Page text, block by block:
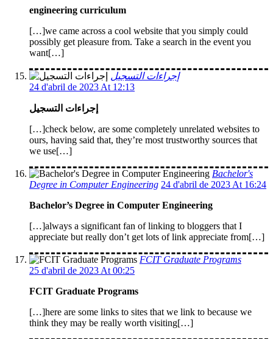
engineering curriculum
[…]we came across a cool website that you simply could
possibly get pleasure from. Take a search in the event you
want[…]
إجراءات التسجيل
24 d'abril de 2023 At 12:13
إجراءات التسجيل
[…]check below, are some completely unrelated websites to
ours, having said that, they’re most trustworthy sources that
we use[…]
Bachelor's
Degree in Computer Engineering 24 d'abril de 2023 At 16:24
Bachelor’s Degree in Computer Engineering
[…]always a significant fan of linking to bloggers that I
appreciate but really don’t get lots of link appreciate from[…]
FCIT Graduate Programs
25 d'abril de 2023 At 00:25
FCIT Graduate Programs
[…]here are some links to sites that we link to because we
think they may be really worth visiting[…]